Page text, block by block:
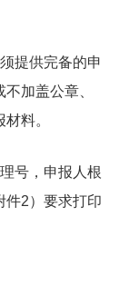
提供完备的申
加盖公章、
料。
号，申报人根
件2）要求打印